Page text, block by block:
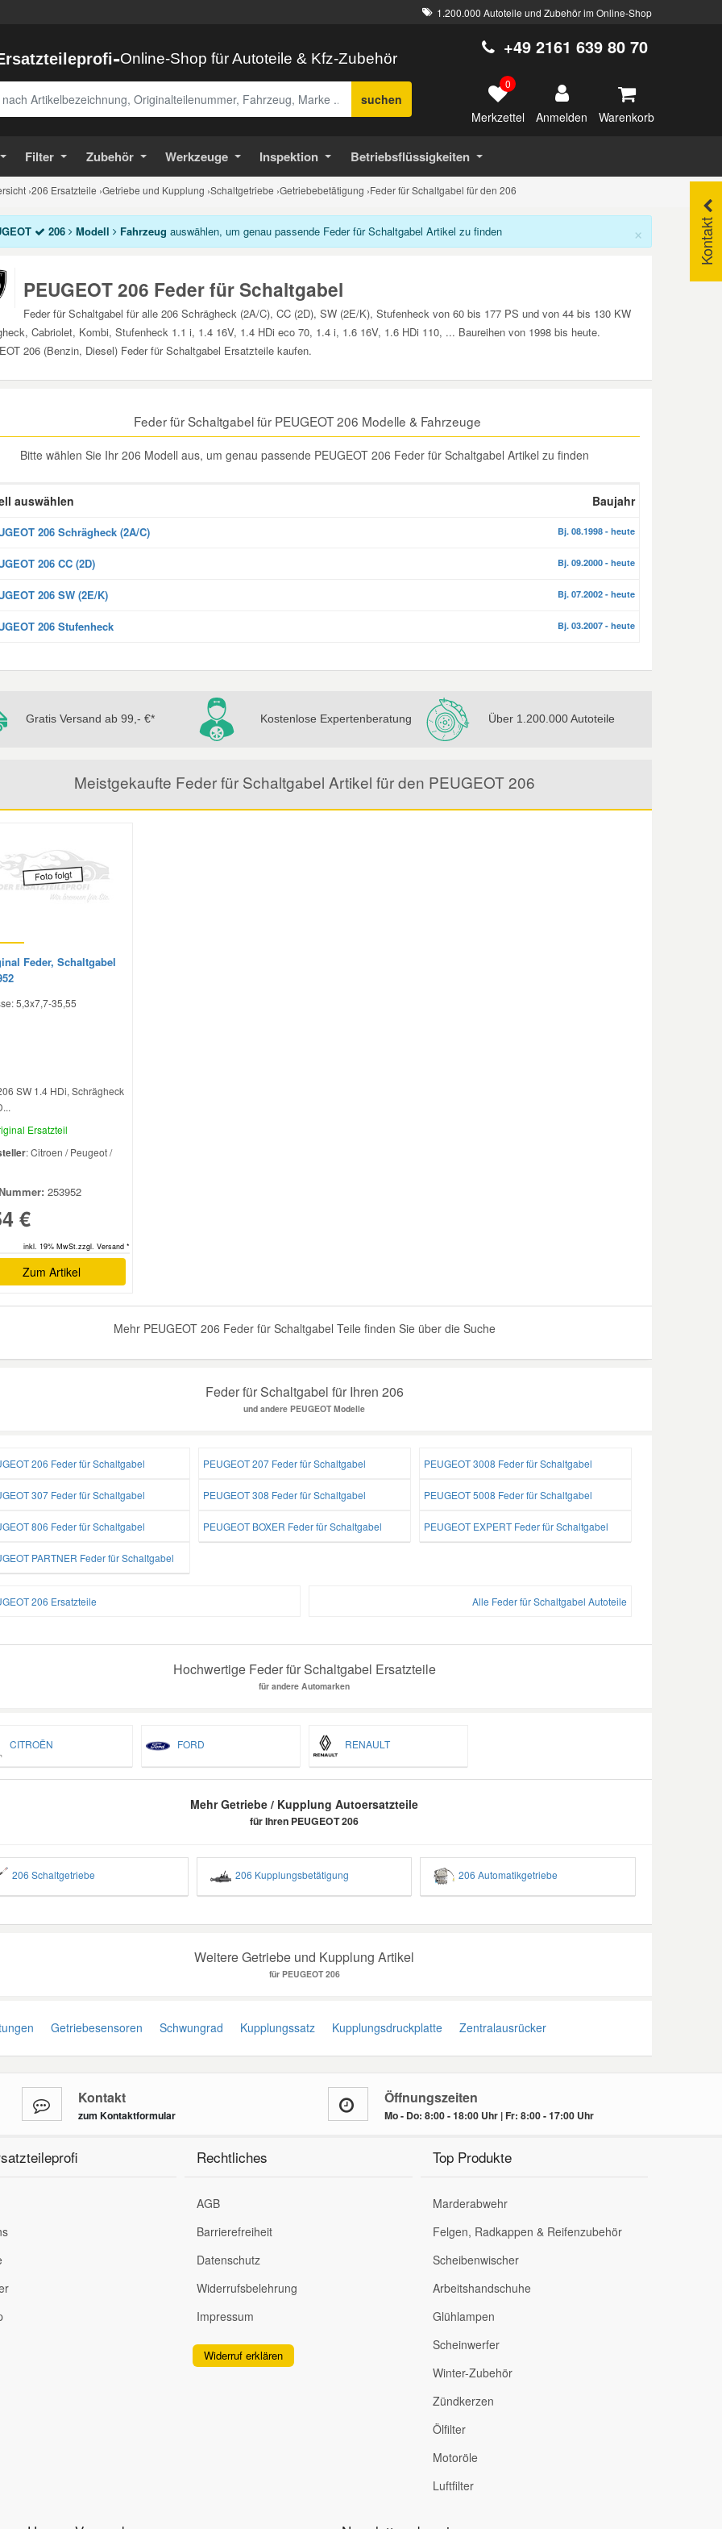
1.200.000 Autoteile und Zubehör im Online-Shop
-Online-Shop für Autoteile & Kfz-Zubehör
suchen
+49 2161 639 80 70
0
Merkzettel Anmelden Warenkorb
Filter Zubehör Werkzeuge Inspektion Betriebsflüssigkeiten
›206 Ersatzteile ›Getriebe und Kupplung ›Schaltgetriebe ›Getriebebetätigung ›Feder für Schaltgabel für den 206
Kontakt
×
206 Modell Fahrzeug auswählen, um genau passende Feder für Schaltgabel Artikel zu finden
PEUGEOT 206 Feder für Schaltgabel
Feder für Schaltgabel für alle 206 Schrägheck (2A/C), CC (2D), SW (2E/K), Stufenheck von 60 bis 177 PS und von 44 bis 130 KW
Cabriolet, Kombi, Stufenheck 1.1 i, 1.4 16V, 1.4 HDi eco 70, 1.4 i, 1.6 16V, 1.6 HDi 110, ... Baureihen von 1998 bis heute.
206 (Benzin, Diesel) Feder für Schaltgabel Ersatzteile kaufen.
Feder für Schaltgabel für PEUGEOT 206 Modelle & Fahrzeuge
Bitte wählen Sie Ihr 206 Modell aus, um genau passende PEUGEOT 206 Feder für Schaltgabel Artikel zu finden
auswählen Baujahr
206 Schrägheck (2A/C) Bj. 08.1998 - heute
206 CC (2D) Bj. 09.2000 - heute
206 SW (2E/K) Bj. 07.2002 - heute
206 Stufenheck Bj. 03.2007 - heute
Gratis Versand ab 99,- €* Kostenlose Expertenberatung Über 1.200.000 Autoteile
Meistgekaufte Feder für Schaltgabel Artikel für den PEUGEOT 206
Feder, Schaltgabel
5,3x7,7-35,55
SW 1.4 HDi, Schrägheck
Ersatzteil
: Citroen / Peugeot /
253952
€
inkl. 19% MwSt.zzgl. Versand *
Zum Artikel
Mehr PEUGEOT 206 Feder für Schaltgabel Teile finden Sie über die Suche
Feder für Schaltgabel für Ihren 206
und andere PEUGEOT Modelle
206 Feder für Schaltgabel PEUGEOT 207 Feder für Schaltgabel PEUGEOT 3008 Feder für Schaltgabel
307 Feder für Schaltgabel PEUGEOT 308 Feder für Schaltgabel PEUGEOT 5008 Feder für Schaltgabel
806 Feder für Schaltgabel PEUGEOT BOXER Feder für Schaltgabel PEUGEOT EXPERT Feder für Schaltgabel
PARTNER Feder für Schaltgabel
206 Ersatzteile Alle Feder für Schaltgabel Autoteile
Hochwertige Feder für Schaltgabel Ersatzteile
für andere Automarken
CITROËN FORD RENAULT
Mehr Getriebe / Kupplung Autoersatzteile
für Ihren PEUGEOT 206
206 Schaltgetriebe 206 Kupplungsbetätigung 206 Automatikgetriebe
Weitere Getriebe und Kupplung Artikel
für PEUGEOT 206
Getriebesensoren Schwungrad Kupplungssatz Kupplungsdruckplatte Zentralausrücker
Kontakt
zum Kontaktformular
Öffnungszeiten
Mo - Do: 8:00 - 18:00 Uhr | Fr: 8:00 - 17:00 Uhr
Rechtliches
AGB
Barrierefreiheit
Datenschutz
Widerrufsbelehrung
Impressum
Widerruf erklären
Top Produkte
Marderabwehr
Felgen, Radkappen & Reifenzubehör
Scheibenwischer
Arbeitshandschuhe
Glühlampen
Scheinwerfer
Winter-Zubehör
Zündkerzen
Ölfilter
Motoröle
Luftfilter